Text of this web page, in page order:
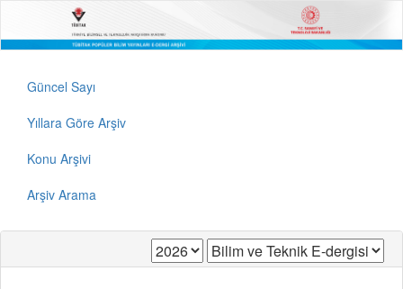
Güncel Sayı
Yıllara Göre Arşiv
Konu Arşivi
Arşiv Arama